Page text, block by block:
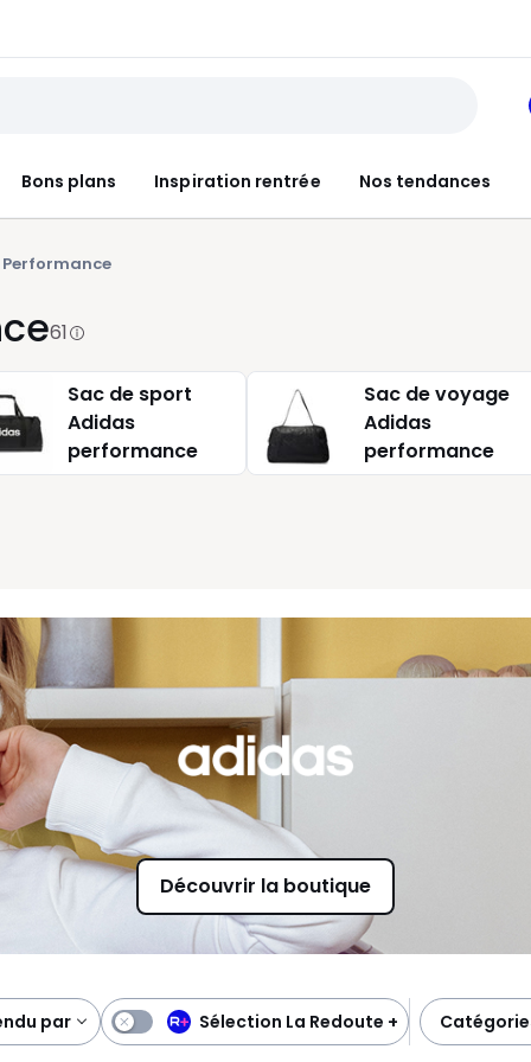
Bons plans Inspiration rentrée Nos tendances
61
Sac de sport
Adidas
performance
Sac de voyage
Adidas
performance
Découvrir la boutique
par Sélection La Redoute +